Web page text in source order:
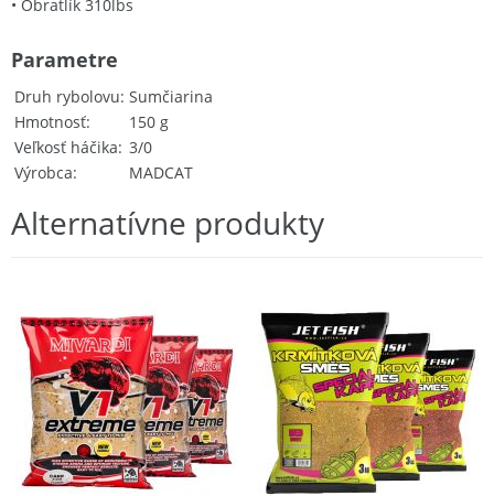
• Obratlík 310lbs
Druh rybolovu Sumčiarina
Hmotnosť
150 g
Veľkosť háčika 3/0
Výrobca
MADCAT
Parametre
Alternatívne produkty